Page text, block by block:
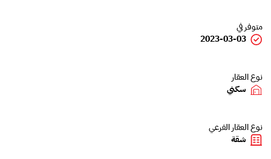
متوفر في
2023-03-03
نوع العقار
سكني
نوع العقار الفرعي
شقة